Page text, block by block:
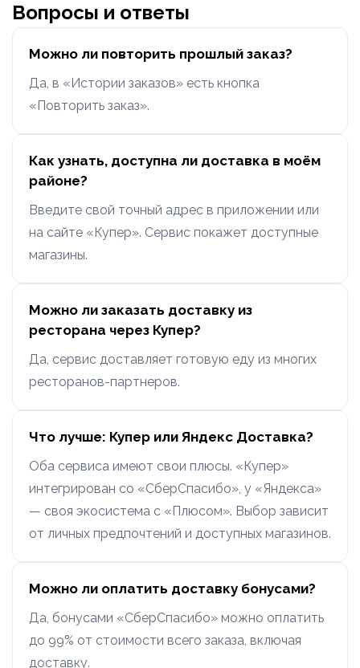
Вопросы и ответы
Можно ли повторить прошлый заказ?
Да, в «Истории заказов» есть кнопка
«Повторить заказ».
Как узнать, доступна ли доставка в моём
районе?
Введите свой точный адрес в приложении или
на сайте «Купер». Сервис покажет доступные
магазины.
Можно ли заказать доставку из
ресторана через Купер?
Да, сервис доставляет готовую еду из многих
ресторанов-партнеров.
Что лучше: Купер или Яндекс Доставка?
Оба сервиса имеют свои плюсы. «Купер»
интегрирован со «СберСпасибо», у «Яндекса»
— своя экосистема с «Плюсом». Выбор зависит
от личных предпочтений и доступных магазинов.
Можно ли оплатить доставку бонусами?
Да, бонусами «СберСпасибо» можно оплатить
до 99% от стоимости всего заказа, включая
доставку.